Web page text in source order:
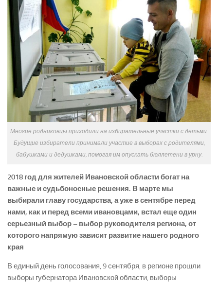
Многие родниковцы приходили на избирательные участки с детьми.
Будущие избиратели принимали участие в выборах с родителями,
бабушками и дедушками, помогая им опускать бюллетени в урну.
2018 год для жителей Ивановской области богат на
важные и судьбоносные решения. В марте мы
выбирали главу государства, а уже в сентябре перед
нами, как и перед всеми ивановцами, встал еще один
серьезный выбор – выбор руководителя региона, от
которого напрямую зависит развитие нашего родного
края
В единый день голосования, 9 сентября, в регионе прошли
выборы губернатора Ивановской области, выборы